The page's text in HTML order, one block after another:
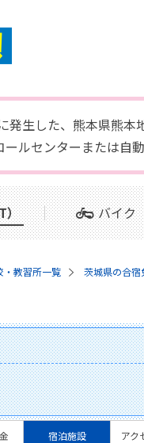
発生した、熊本県熊
ルセンターまたは自
） バイク
・教習所一覧 茨城県の合宿
宿泊施設 アク